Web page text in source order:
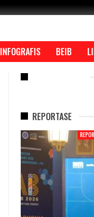
INFOGRAFIS BEIB
REPORTASE